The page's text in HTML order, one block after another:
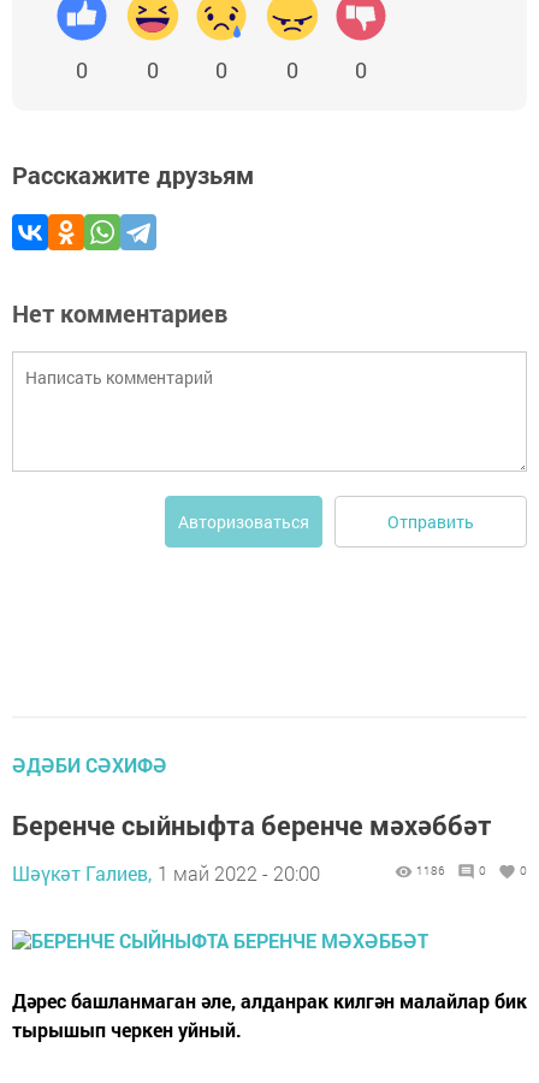
0 0 0 0 0
Расскажите друзьям
Нет комментариев
Авторизоваться Отправить
ӘДӘБИ СӘХИФӘ
Беренче сыйныфта беренче мәхәббәт
Шәүкәт Галиев, 1 май 2022 - 20:00 1186 0 0
Дәрес башланмаган әле, алданрак килгән малайлар бик
тырышып черкен уйный.